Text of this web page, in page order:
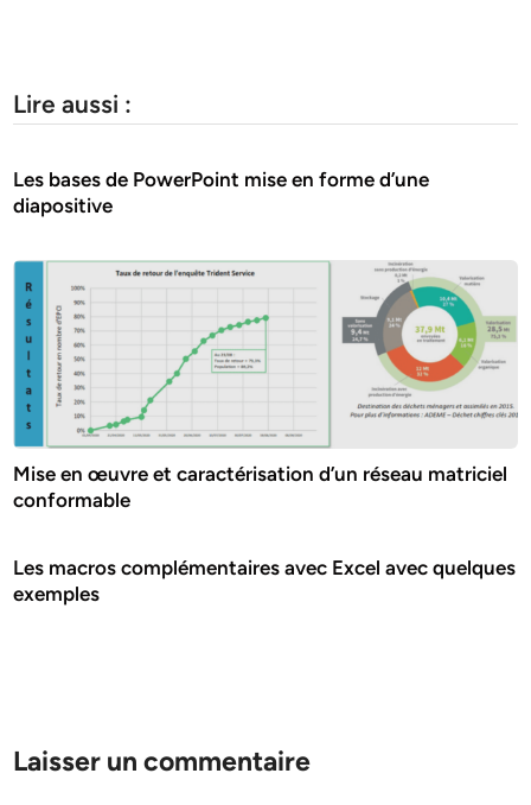
Lire aussi :
Les bases de PowerPoint mise en forme d’une
diapositive
Mise en œuvre et caractérisation d’un réseau matriciel
conformable
Les macros complémentaires avec Excel avec quelques
exemples
Laisser un commentaire